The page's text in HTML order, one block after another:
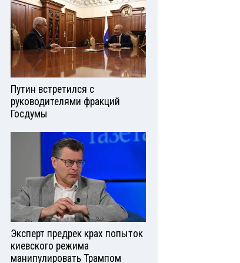
Путин встретился с
руководителями фракций
Госдумы
Эксперт предрек крах попыток
киевского режима
манипулировать Трампом